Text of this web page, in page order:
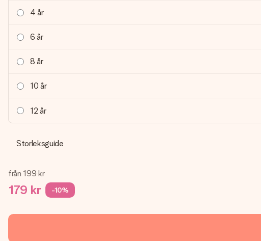
4 år
6 år
8 år
10 år
12 år
Storleksguide
från 199 kr
179 kr -10%